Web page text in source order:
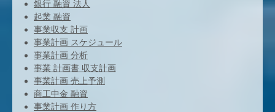
銀行 融資 法人
起業 融資
事業収支 計画
事業計画 スケジュール
事業計画 分析
事業 計画書 収支計画
事業計画 売上予測
商工中金 融資
事業計画 作り方